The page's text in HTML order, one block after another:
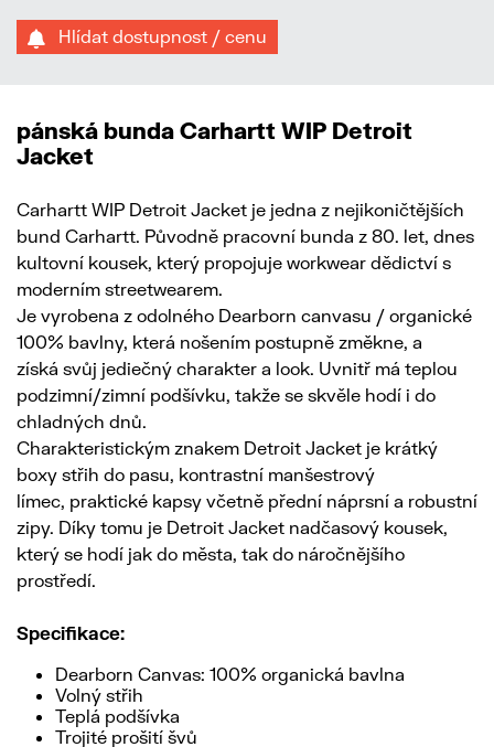
Hlídat dostupnost / cenu
pánská bunda Carhartt WIP Detroit
Jacket
Carhartt WIP Detroit Jacket je jedna z nejikoničtějších
bund Carhartt. Původně pracovní bunda z 80. let, dnes
kultovní kousek, který propojuje workwear dědictví s
moderním streetwearem.
Je vyrobena z odolného Dearborn canvasu / organické
100% bavlny, která nošením postupně změkne, a
získá svůj jediečný charakter a look. Uvnitř má teplou
podzimní/zimní podšívku, takže se skvěle hodí i do
chladných dnů.
Charakteristickým znakem Detroit Jacket je krátký
boxy střih do pasu, kontrastní manšestrový
límec, praktické kapsy včetně přední náprsní a robustní
zipy. Díky tomu je Detroit Jacket nadčasový kousek,
který se hodí jak do města, tak do náročnějšího
prostředí.
Specifikace:
Dearborn Canvas: 100% organická bavlna
Volný střih
Teplá podšívka
Trojité prošití švů